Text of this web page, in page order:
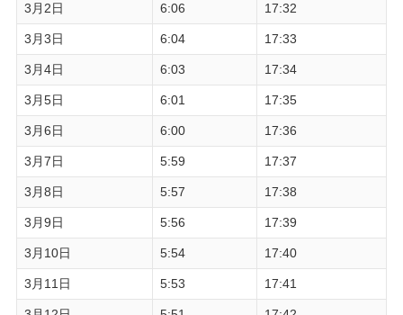
3月2日 6:06 17:32
3月3日 6:04 17:33
3月4日 6:03 17:34
3月5日 6:01 17:35
3月6日 6:00 17:36
3月7日 5:59 17:37
3月8日 5:57 17:38
3月9日 5:56 17:39
3月10日 5:54 17:40
3月11日 5:53 17:41